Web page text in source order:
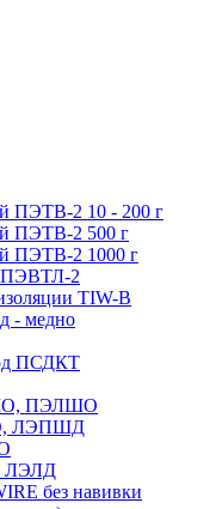
ПЭТВ-2 10 - 200 г
ПЭТВ-2 500 г
ПЭТВ-2 1000 г
ПЭВТЛ-2
TIW-B
- медно
ПСДКТ
ПЭЛШО
ЛЭПШД
ЛЭЛД
без навивки